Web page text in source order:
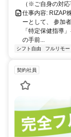
（※ご自身の対
仕事内容: RIZAP
ーとして、 参加
「特定保健指導
の手前...
シフト自由 フルリモー
契約社員